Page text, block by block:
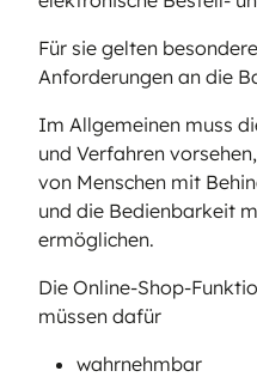
Für sie gelten
Anforderungen an die
Im Allgemeinen muss
und Verfahren
von Menschen mit
und die Bedienbarkeit
ermöglichen.
Die Online-Shop-
müssen dafür
wahrnehmbar